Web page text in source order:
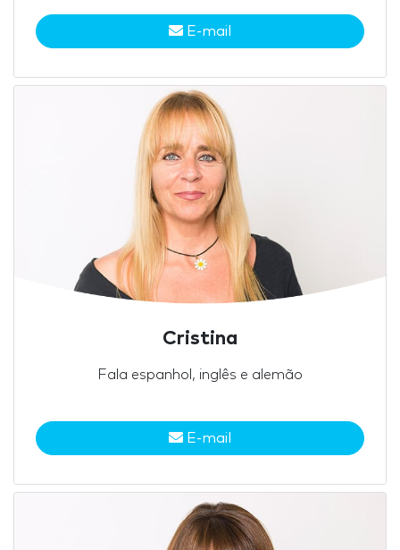
E-mail
Cristina
Fala espanhol, inglês e alemão
E-mail